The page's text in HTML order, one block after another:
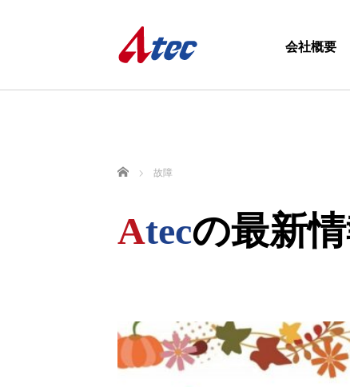
会社概要
ホーム 故障
Atecの最新